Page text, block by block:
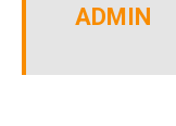
ADMIN